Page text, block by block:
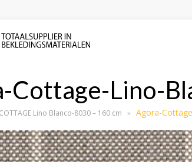
Cottage-Lino-
Lino Blanco-8030 – 160 cm » Agora-